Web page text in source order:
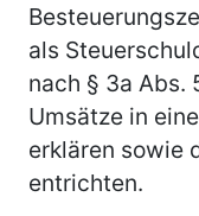
als
nach § 3a Abs.
Umsätze in
erklären sowie
entrichten.